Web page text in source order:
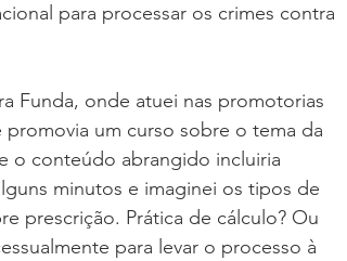
para processar os crimes contra
Funda, onde atuei nas promotorias
um curso sobre o tema da
o conteúdo abrangido incluiria
minutos e imaginei os tipos de
prescrição. Prática de cálculo? Ou
para levar o processo à